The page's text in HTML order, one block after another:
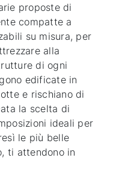
proposte di
compatte a
su misura, per
alla
di ogni
edificate in
e rischiano di
la scelta di
ideali per
le più belle
ti attendono in